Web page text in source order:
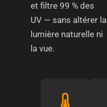
et filtre 99 % des
UV — sans altérer la
lumière naturelle ni
la vue.